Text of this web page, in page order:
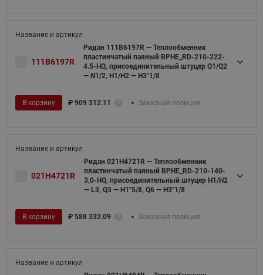
111B6197R
Ридан 111B6197R — Теплообменник
пластинчатый паяный BPHE_RD-210-222-
4.5-HQ, присоединительный штуцер Q1/Q2
— N1/2, H1/H2 — H3"1/8
В корзину ₽ 909 312.11 Заказная позиция
021H4721R
Ридан 021H4721R — Теплообменник
пластинчатый паяный BPHE_RD-210-140-
3,0-HQ, присоединительный штуцер H1/H2
— L3, Q3 — H1"5/8, Q6 — H3''1/8
В корзину ₽ 588 332.09 Заказная позиция